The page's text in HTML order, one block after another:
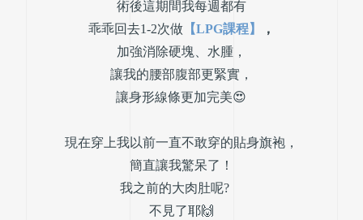
術後這期間我每週都有
乖乖回去1-2次做【LPG課程】
，
加強消除硬塊、水腫，
讓我的腰部腹部更緊實，
讓身形線條更加完美😍
現在穿上我以前一直不敢穿的貼身旗袍，
簡直讓我驚呆了！
我之前的大肉肚呢?
不見了耶🙌